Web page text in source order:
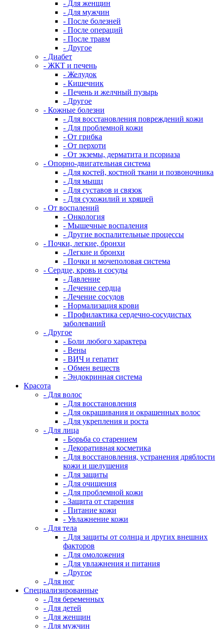
- Для женщин
- Для мужчин
- После болезней
- После операций
- После травм
- Другое
- Диабет
- ЖКТ и печень
- Желудок
- Кишечник
- Печень и желчный пузырь
- Другое
- Кожные болезни
- Для восстановления повреждений кожи
- Для проблемной кожи
- От грибка
- От перхоти
- От экземы, дерматита и псориаза
- Опорно-двигательная система
- Для костей, костной ткани и позвоночника
- Для мышц
- Для суставов и связок
- Для сухожилий и хрящей
- От воспалений
- Онкология
- Мышечные воспаления
- Другие воспалительные процессы
- Почки, легкие, бронхи
- Легкие и бронхи
- Почки и мочеполовая система
- Сердце, кровь и сосуды
- Давление
- Лечение сердца
- Лечение сосудов
- Нормализация крови
- Профилактика сердечно-сосудистых
заболеваний
- Другое
- Боли любого характера
- Вены
- ВИЧ и гепатит
- Обмен веществ
- Эндокринная система
Красота
- Для волос
- Для восстановления
- Для окрашивания и окрашенных волос
- Для укрепления и роста
- Для лица
- Борьба со старением
- Декоративная косметика
- Для восстановления, устранения дряблости
кожи и шелушения
- Для защиты
- Для очищения
- Для проблемной кожи
- Защита от старения
- Питание кожи
- Увлажнение кожи
- Для тела
- Для защиты от солнца и других внешних
факторов
- Для омоложения
- Для увлажнения и питания
- Другое
- Для ног
Специализированные
- Для беременных
- Для детей
- Для женщин
- Для мужчин